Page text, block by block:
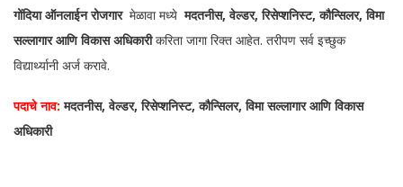
गोंदिया ऑनलाईन रोजगारमेळावा मध्ये मदतनीस, वेल्डर, रिसेप्शनिस्ट, कौन्सिलर, विमा
सल्लागार आणि विकास अधिकारीकरिता जागा रिक्त आहेत. तरीपण सर्व इच्छुक
विद्यार्थ्यानी अर्ज करावे.
पदाचे नाव: मदतनीस, वेल्डर, रिसेप्शनिस्ट, कौन्सिलर, विमा सल्लागार आणि विकास
अधिकारी